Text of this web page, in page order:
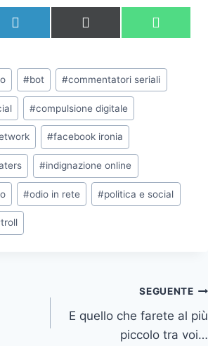
c
n
d
i
v
d
i
s
u
i
k
e
d
n
c
n
d
i
v
i
d
i
s
u
(
w
i
t
t
e
r
)
c
n
i
h
t
A
#bot #commentatori seriali
#compulsione digitale
#facebook ironia
#indignazione online
#odio in rete #politica e social
troll
SEGUENTE
E quello che farete al più
piccolo tra voi…